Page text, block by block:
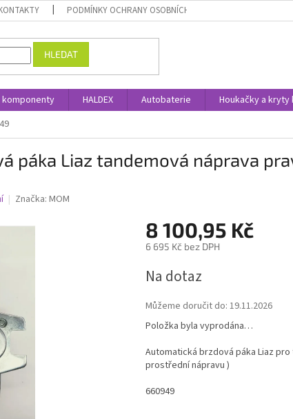
PODMÍNKY OCHRANY OSOBNÍCH ÚDAJŮ POUČENÍ
HLEDAT
HALDEX Autobaterie Houkačky a kryty
páka Liaz tandemová náprava
Značka: MOM
8 100,95 Kč
6 695 Kč bez DPH
cena:
Na dotaz
Můžeme doručit do: 19.11.2026
Položka byla vyprodána…
Automatická brzdová páka Liaz pro
prostřední nápravu )
660949